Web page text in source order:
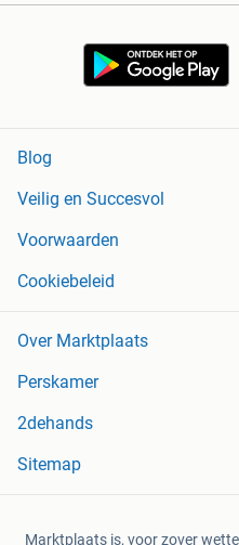
Blog
Veilig en Succesvol
Voorwaarden
Cookiebeleid
Over Marktplaats
Perskamer
2dehands
Sitemap
Marktplaats is, voor zover